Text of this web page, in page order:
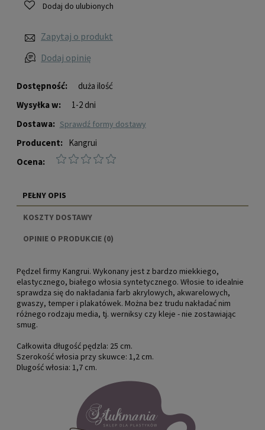
Dostępność:
duża ilość
Wysyłka w:
1-2 dni
Dostawa:
sprawdź formy dostawy
Producent: Kangrui
Ocena:
Dodaj do ulubionych
Zapytaj o produkt
Dodaj opinię
PEŁNY OPIS
KOSZTY DOSTAWY
CENA NIE ZAWIERA EWENTUALNYCH KOSZTÓW
OPINIE O PRODUKCIE (0)
Pędzel firmy Kangrui. Wykonany jest z bardzo miekkiego,
elastycznego, białego włosia syntetycznego. Włosie to idealnie
sprawdza się do nakładania farb akrylowych, akwarelowych,
gwaszy, temper i plakatówek. Można bez trudu nakładać nim
różnego rodzaju media, tj. werniksy czy kleje - nie zostawiając
smug.
Całkowita długość pędzla: 25 cm.
Szerokość włosia przy skuwce: 1,2 cm.
Dlugość włosia: 1,7 cm.